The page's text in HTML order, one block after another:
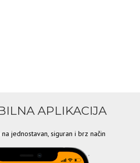
APLIKACIJA
jednostavan, siguran i brz način